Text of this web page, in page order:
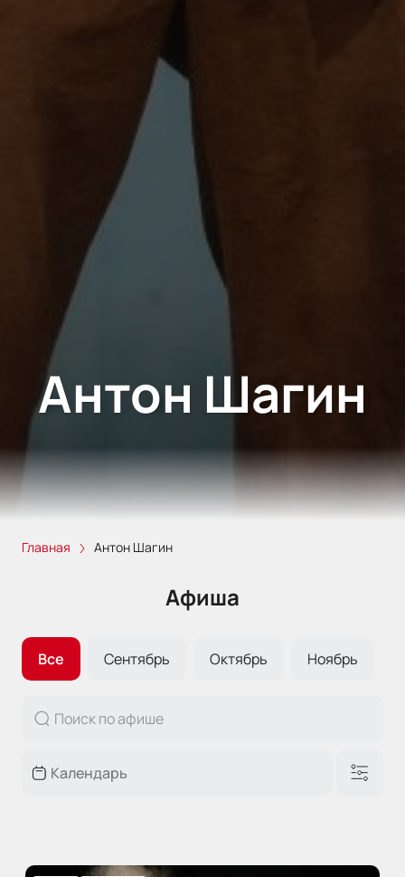
Антон Шагин
Главная Антон Шагин
Афиша
Все Сентябрь Октябрь Ноябрь